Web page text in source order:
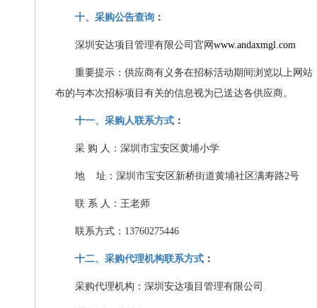
十、采购公告查询 ：
深圳安达项目管理有限公司官网 www.andaxmgl.com
重要提示： 供应商有义务在招标活动期间浏览以上网
布的与本次招标项目有关的信息视为已送达各供应商。
十一、采购人联系方式 ：
采 购 人：深圳市宝安区黄埔小学
地 址：深圳市宝安区新桥街道黄埔社区满寿路2号
联 系 人：王老师
联系方式： 13760275446
十二、采购代理机构联系方式 ：
采购代理机构：深圳安达项目管理有限公司